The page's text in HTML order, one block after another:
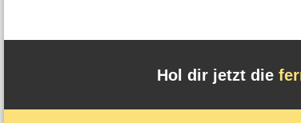
Hol dir jetzt die